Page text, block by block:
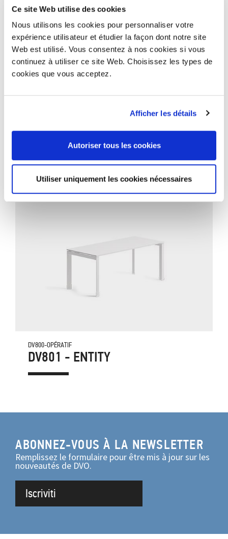
Ce site Web utilise des cookies
Nous utilisons les cookies pour personnaliser votre
expérience utilisateur et étudier la façon dont notre site
Web est utilisé. Vous consentez à nos cookies si vous
continuez à utiliser ce site Web. Choisissez les types de
cookies que vous acceptez.
Afficher les détails
Autoriser tous les cookies
Utiliser uniquement les cookies nécessaires
PROJETS CONNEXES
DV800-OPÉRATIF
DV801 - ENTITY
ABONNEZ-VOUS À LA NEWSLETTER
Remplissez le formulaire pour être mis à jour sur les
nouveautés de DVO.
Iscriviti